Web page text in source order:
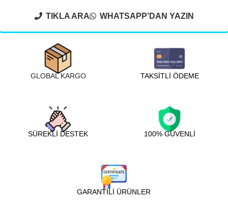
TIKLA ARA WHATSAPP’DAN YAZIN
GLOBAL KARGO TAKSİTLİ ÖDEME
SÜREKLİ DESTEK 100% GÜVENLİ
GARANTİLİ ÜRÜNLER